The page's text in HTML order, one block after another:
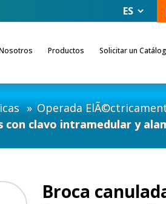
Productos Solicitar un
Operada
clavo intramedular y
Broca